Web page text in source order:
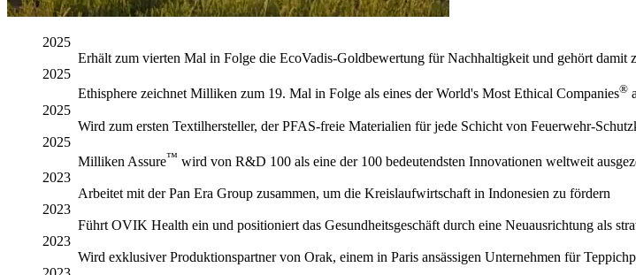
2025
Erhält zum vierten Mal in Folge die EcoVadis-Goldbewertung für Nachhaltigkeit und gehört damit
2025
Ethisphere zeichnet Milliken zum 19. Mal in Folge als eines der World's Most Ethical Companies®
2025
Wird zum ersten Textilhersteller, der PFAS-freie Materialien für jede Schicht von Feuerwehr-
2025
Milliken Assure™ wird von R&D 100 als eine der 100 bedeutendsten Innovationen weltweit
2023
Arbeitet mit der Pan Era Group zusammen, um die Kreislaufwirtschaft in Indonesien zu fördern
2023
Führt OVIK Health ein und positioniert das Gesundheitsgeschäft durch eine Neuausrichtung als
2023
Wird exklusiver Produktionspartner von Orak, einem in Paris ansässigen Unternehmen für